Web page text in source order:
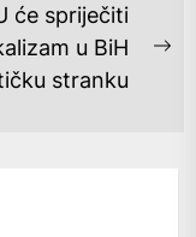
će spriječiti
u BiH
stranku